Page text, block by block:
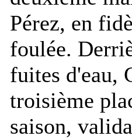
Pérez, en
foulée.
fuites d'eau,
troisième
saison,